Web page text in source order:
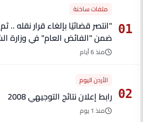
01
ملفات ساخنة
ضمن "الفائض العام" في وزارة
منذ 6 أيام
02
الأردن اليوم
رابط إعلان نتائج التوجيهي 2008
منذ 1 يوم